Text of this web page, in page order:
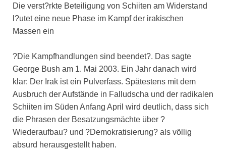
Die verst?rkte Beteiligung von Schiiten am Widerstand
l?utet eine neue Phase im Kampf der irakischen
Massen ein
?Die Kampfhandlungen sind beendet?. Das sagte
George Bush am 1. Mai 2003. Ein Jahr danach wird
klar: Der Irak ist ein Pulverfass. Spätestens mit dem
Ausbruch der Aufstände in Falludscha und der radikalen
Schiiten im Süden Anfang April wird deutlich, dass sich
die Phrasen der Besatzungsmächte über ?
Wiederaufbau? und ?Demokratisierung? als völlig
absurd herausgestellt haben.